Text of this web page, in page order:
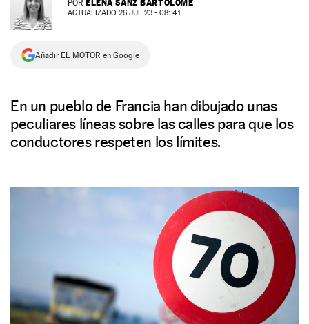
NEWSLETTER
SÍGUENOS
POR ELENA SANZ BARTOLOMÉ
ACTUALIZADO 26 JUL 23 - 08: 41
Añadir EL MOTOR en Google
En un pueblo de Francia han dibujado unas
peculiares líneas sobre las calles para que los
conductores respeten los límites.